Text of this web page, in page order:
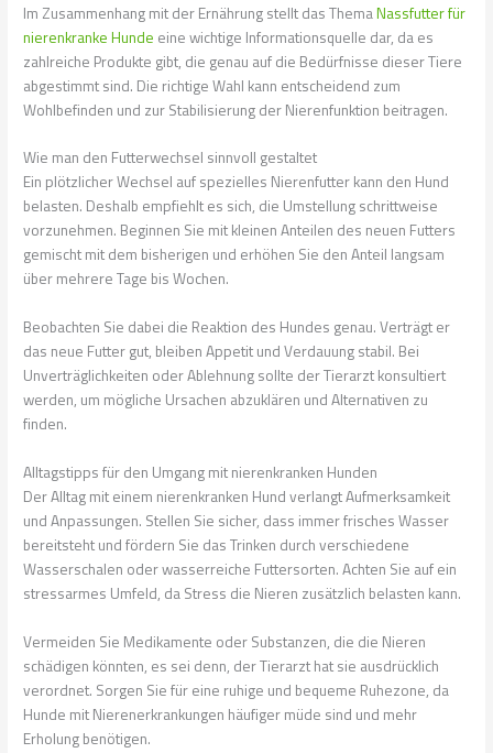
Im Zusammenhang mit der Ernährung stellt das ThemaNassfutter für
nierenkranke Hunde eine wichtige Informationsquelle dar, da es
zahlreiche Produkte gibt, die genau auf die Bedürfnisse dieser Tiere
abgestimmt sind. Die richtige Wahl kann entscheidend zum
Wohlbefinden und zur Stabilisierung der Nierenfunktion beitragen.
Wie man den Futterwechsel sinnvoll gestaltet
Ein plötzlicher Wechsel auf spezielles Nierenfutter kann den Hund
belasten. Deshalb empfiehlt es sich, die Umstellung schrittweise
vorzunehmen. Beginnen Sie mit kleinen Anteilen des neuen Futters
gemischt mit dem bisherigen und erhöhen Sie den Anteil langsam
über mehrere Tage bis Wochen.
Beobachten Sie dabei die Reaktion des Hundes genau. Verträgt er
das neue Futter gut, bleiben Appetit und Verdauung stabil. Bei
Unverträglichkeiten oder Ablehnung sollte der Tierarzt konsultiert
werden, um mögliche Ursachen abzuklären und Alternativen zu
finden.
Alltagstipps für den Umgang mit nierenkranken Hunden
Der Alltag mit einem nierenkranken Hund verlangt Aufmerksamkeit
und Anpassungen. Stellen Sie sicher, dass immer frisches Wasser
bereitsteht und fördern Sie das Trinken durch verschiedene
Wasserschalen oder wasserreiche Futtersorten. Achten Sie auf ein
stressarmes Umfeld, da Stress die Nieren zusätzlich belasten kann.
Vermeiden Sie Medikamente oder Substanzen, die die Nieren
schädigen könnten, es sei denn, der Tierarzt hat sie ausdrücklich
verordnet. Sorgen Sie für eine ruhige und bequeme Ruhezone, da
Hunde mit Nierenerkrankungen häufiger müde sind und mehr
Erholung benötigen.